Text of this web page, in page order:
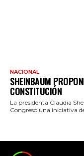
NACIONAL
SHEINBAUM
CONSTITUCIÓN
La presidenta Claudia
Congreso una iniciativa